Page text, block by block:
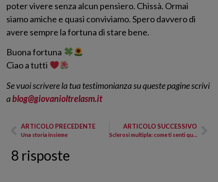
poter vivere senza alcun pensiero. Chissà. Ormai
siamo amiche e quasi conviviamo. Spero davvero di
avere sempre la fortuna di stare bene.
Buona fortuna
Ciao a tutti
Se vuoi scrivere la tua testimonianza su queste pagine scrivi
ablog@giovanioltrelasm.it
ARTICOLO PRECEDENTE
Una storia insieme
ARTICOLO SUCCESSIVO
Sclerosi multipla: come ti senti quando arriva a 25 anni?
8 risposte